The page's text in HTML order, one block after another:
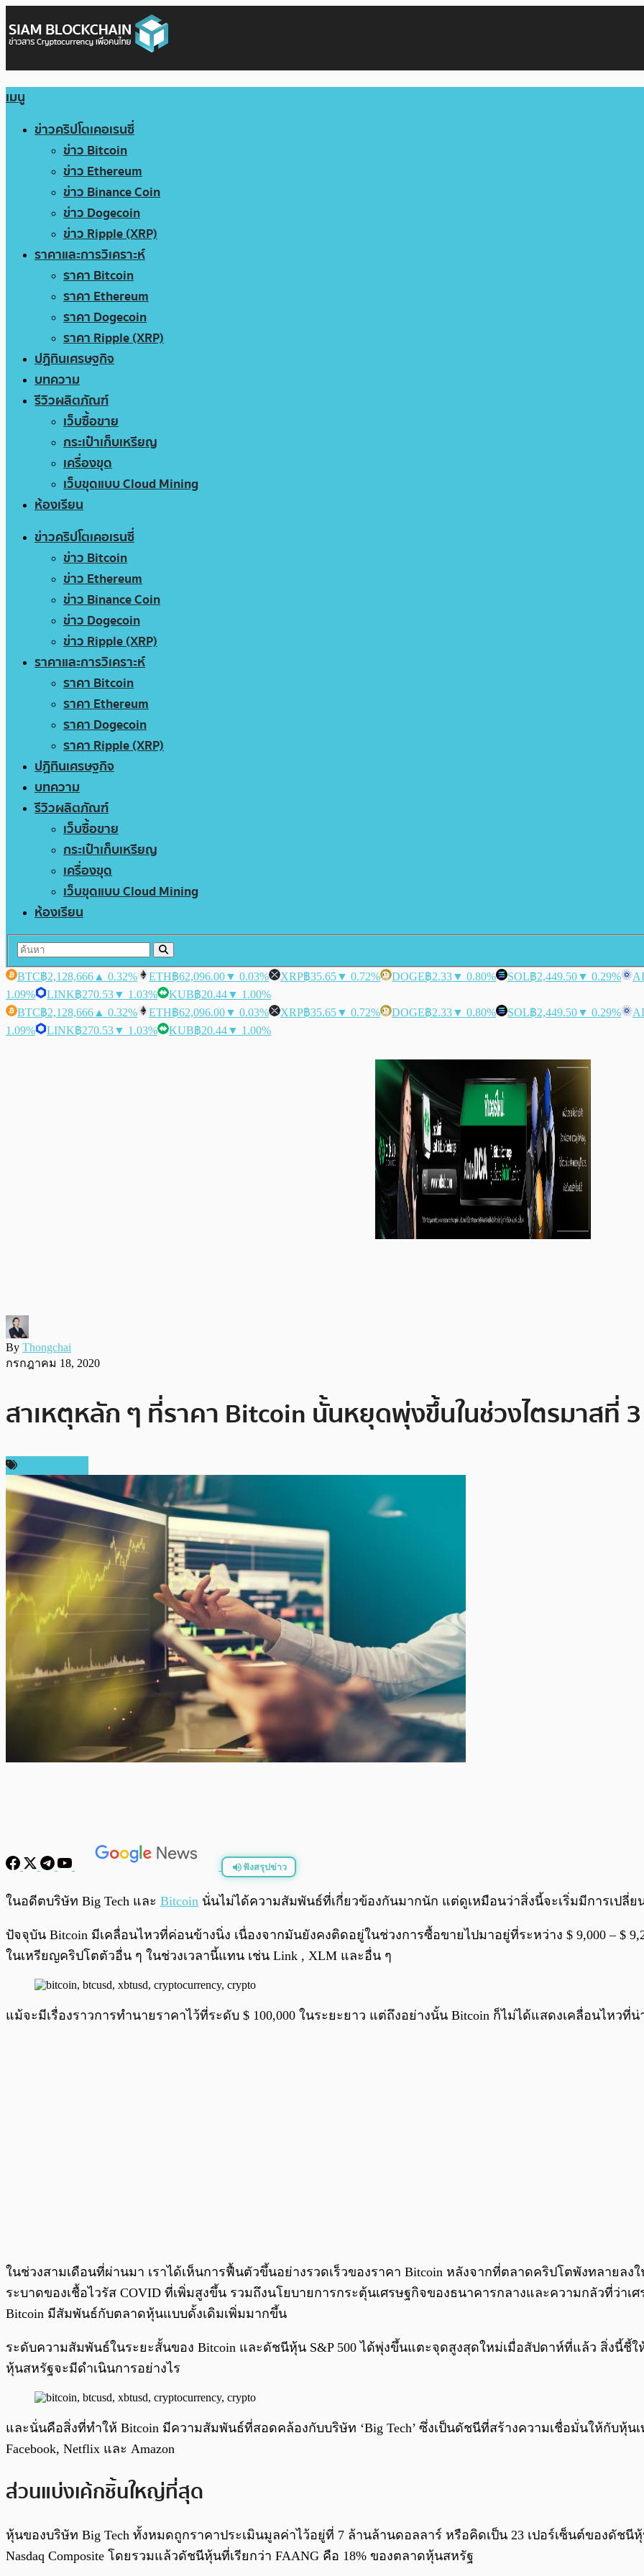
เมนู
ข่าวคริปโตเคอเรนซี่
ข่าว Bitcoin
ข่าว Ethereum
ข่าว Binance Coin
ข่าว Dogecoin
ข่าว Ripple (XRP)
ราคาและการวิเคราะห์
ราคา Bitcoin
ราคา Ethereum
ราคา Dogecoin
ราคา Ripple (XRP)
ปฏิทินเศรษฐกิจ
บทความ
รีวิวผลิตภัณฑ์
เว็บซื้อขาย
กระเป๋าเก็บเหรียญ
เครื่องขุด
เว็บขุดแบบ Cloud Mining
ห้องเรียน
ข่าวคริปโตเคอเรนซี่
ข่าว Bitcoin
ข่าว Ethereum
ข่าว Binance Coin
ข่าว Dogecoin
ข่าว Ripple (XRP)
ราคาและการวิเคราะห์
ราคา Bitcoin
ราคา Ethereum
ราคา Dogecoin
ราคา Ripple (XRP)
ปฏิทินเศรษฐกิจ
บทความ
รีวิวผลิตภัณฑ์
เว็บซื้อขาย
กระเป๋าเก็บเหรียญ
เครื่องขุด
เว็บขุดแบบ Cloud Mining
ห้องเรียน
BTC฿2,128,666 ▲ 0.32% ETH฿62,096.00▼ 0.03% XRP฿35.65▼ 0.72% DOGE฿2.33▼ 0.80% SOL฿2,449.50▼ 0.29%
1.09%
LINK฿270.53▼ 1.03% KUB฿20.44▼ 1.00%
BTC฿2,128,666 ▲ 0.32% ETH฿62,096.00▼ 0.03% XRP฿35.65▼ 0.72% DOGE฿2.33▼ 0.80% SOL฿2,449.50▼ 0.29%
1.09%
LINK฿270.53▼ 1.03% KUB฿20.44▼ 1.00%
By Thongchai
กรกฎาคม 18, 2020
สาเหตุหลัก ๆ ที่ราคา Bitcoin นั้นหยุดพุ่งขึ้นในช่วงไตรมาสที่
ฟังสรุปข่าว
พร้อมเล่น
ในอดีตบริษัท Big Tech และ Bitcoin นั่นไม่ได้ความสัมพันธ์ที่เกี่ยวข้องกันมากนัก แต่ดูเหมือนว่าสิ่งนี้จะเริ่มมีการเปลี่
ปัจจุบัน Bitcoin มีเคลื่อนไหวที่ค่อนข้างนิ่ง เนื่องจากมันยังคงติดอยู่ในช่วงการซื้อขายไปมาอยู่ที่ระหว่าง $ 9,000 – $
ในเหรียญคริปโตตัวอื่น ๆ ในช่วงเวลานี้แทน เช่น Link , XLM และอื่น ๆ
แม้จะมีเรื่องราวการทำนายราคาไว้ที่ระดับ $ 100,000 ในระยะยาว แต่ถึงอย่างนั้น Bitcoin ก็ไม่ได้แสดงเคลื่อนไหวที่น่
ในช่วงสามเดือนที่ผ่านมา เราได้เห็นการฟื้นตัวขึ้นอย่างรวดเร็วของราคา Bitcoin หลังจากที่ตลาดคริปโตพังทลายลง
ระบาดของเชื้อไวรัส COVID ที่เพิ่มสูงขึ้น รวมถึงนโยบายการกระตุ้นเศรษฐกิจของธนาคารกลางและความกลัวที่ว่า
Bitcoin มีสัมพันธ์กับตลาดหุ้นแบบดั้งเดิมเพิ่มมากขึ้น
ระดับความสัมพันธ์ในระยะสั้นของ Bitcoin และดัชนีหุ้น S&P 500 ได้พุ่งขึ้นแตะจุดสูงสุดใหม่เมื่อสัปดาห์ที่แล้ว สิ่งนี้ชี้
หุ้นสหรัฐจะมีดำเนินการอย่างไร
และนั่นคือสิ่งที่ทำให้ Bitcoin มีความสัมพันธ์ที่สอดคล้องกับบริษัท ‘Big Tech’ ซึ่งเป็นดัชนีที่สร้างความเชื่อมั่นให้กับหุ้น
Facebook, Netflix และ Amazon
ส่วนแบ่งเค้กชิ้นใหญ่ที่สุด
หุ้นของบริษัท Big Tech ทั้งหมดถูกราคาประเมินมูลค่าไว้อยู่ที่ 7 ล้านล้านดอลลาร์ หรือคิดเป็น 23 เปอร์เซ็นต์ของดัช
Nasdaq Composite โดยรวมแล้วดัชนีหุ้นที่เรียกว่า FAANG คือ 18% ของตลาดหุ้นสหรัฐ